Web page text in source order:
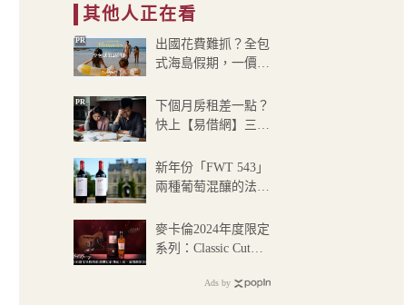
NT$399
到
其他人正在看
出國花費難抓？全包
式海島假期，一價搞
省心！
PR
下個月房租差一點？
快上【易借網】三分
PR
新年份「FWT 543」
兩種葡萄混釀的法國
麥卡倫2024年度限定
系列：Classic Cut、
Ads by